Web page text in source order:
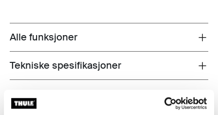
Toggle features
Alle funksjoner
Toggle techspec
Tekniske spesifikasjoner